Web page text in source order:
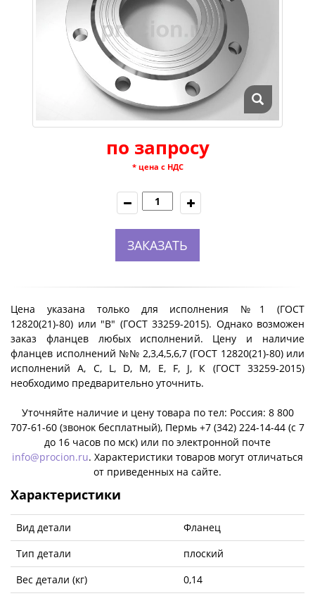
по запросу
* цена с НДС
ЗАКАЗАТЬ
Цена указана только для исполнения №1 (ГОСТ
12820(21)-80) или "B" (ГОСТ 33259-2015). Однако возможен
заказ фланцев любых исполнений. Цену и наличие
фланцев исполнений №№ 2,3,4,5,6,7 (ГОСТ 12820(21)-80) или
исполнений A, C, L, D, M, E, F, J, К (ГОСТ 33259-2015)
необходимо предварительно уточнить.
Уточняйте наличие и цену товара по тел: Россия: 8 800
707-61-60 (звонок бесплатный), Пермь +7 (342) 224-14-44 (c 7
до 16 часов по мск) или по электронной почте
info@procion.ru. Характеристики товаров могут отличаться
от приведенных на сайте.
Характеристики
Вид детали
Фланец
Тип детали
плоский
Вес детали (кг)
0,14